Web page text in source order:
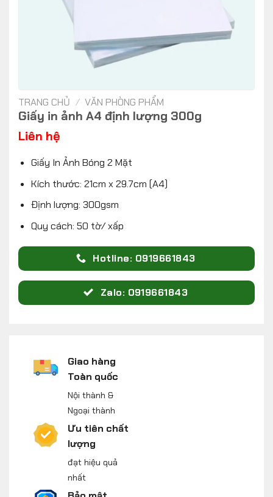
TRANG CHỦ / VĂN PHÒNG PHẨM
Giấy in ảnh A4 định lượng 300g
Liên hệ
Giấy In Ảnh Bóng 2 Mặt
Kích thước: 21cm x 29.7cm (A4)
Định lượng: 300gsm
Quy cách: 50 tờ/ xấp
Hotline: 0919661843
Zalo: 0919661843
Giao hàng
Toàn quốc
Nội thành &
Ngoại thành
Ưu tiên chất
lượng
đạt hiệu quả
nhất